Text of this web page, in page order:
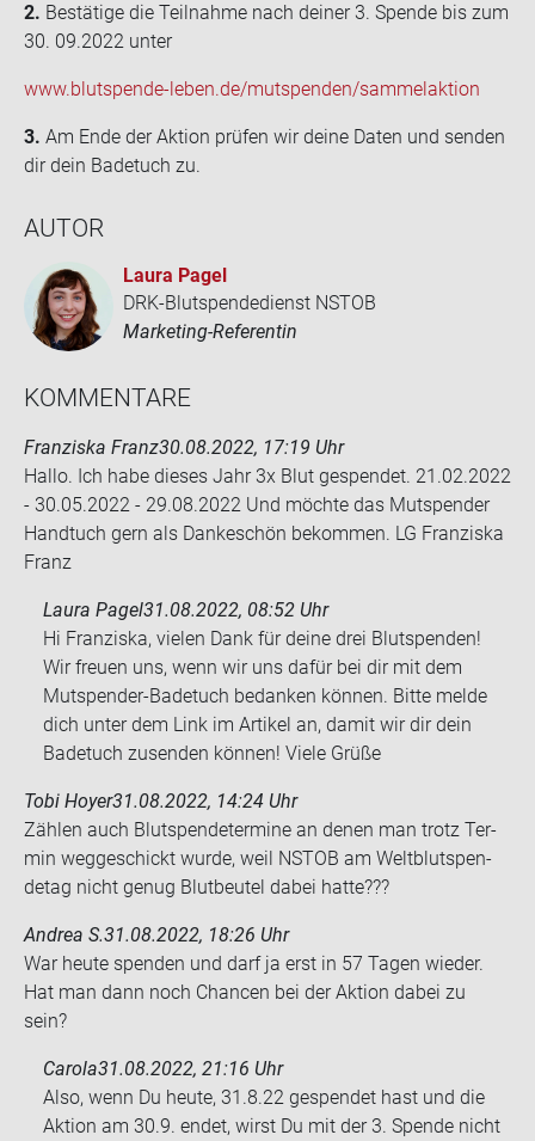
2. Be­stä­ti­ge die Teil­nah­me nach dei­ner 3. Spen­de bis zum
30. 09.2022 unter
www.blutspende-​leben.de/mut­spen­den/sam­mel­ak­ti­on
3. Am Ende der Ak­ti­on prü­fen wir deine Daten und sen­den
dir dein Ba­de­tuch zu.
AUTOR
Laura Pagel
DRK-Blutspendedienst NSTOB
Marketing-Referentin
KOM­MEN­TA­RE
Franziska Franz30.08.2022, 17:19 Uhr
Hallo. Ich habe die­ses Jahr 3x Blut ge­spen­det. 21.02.2022
- 30.05.2022 - 29.08.2022 Und möch­te das Mut­spen­der
Hand­tuch gern als Dan­ke­schön be­kom­men. LG Fran­zis­ka
Franz
Laura Pagel31.08.2022, 08:52 Uhr
Hi Franziska, vielen Dank für deine drei Blutspenden!
Wir freuen uns, wenn wir uns dafür bei dir mit dem
Mutspender-Badetuch bedanken können. Bitte melde
dich unter dem Link im Artikel an, damit wir dir dein
Badetuch zusenden können! Viele Grüße
Tobi Hoyer31.08.2022, 14:24 Uhr
Zäh­len auch Blut­spen­de­ter­mi­ne an denen man trotz Ter­
min weg­ge­schickt wurde, weil NSTOB am Welt­blut­spen­
de­tag nicht genug Blut­beu­tel dabei hatte???
Andrea S.31.08.2022, 18:26 Uhr
War heute spen­den und darf ja erst in 57 Tagen wie­der.
Hat man dann noch Chan­cen bei der Ak­ti­on dabei zu
sein?
Carola31.08.2022, 21:16 Uhr
Also, wenn Du heute, 31.8.22 ge­spen­det hast und die
Ak­ti­on am 30.9. endet, wirst Du mit der 3. Spen­de nicht